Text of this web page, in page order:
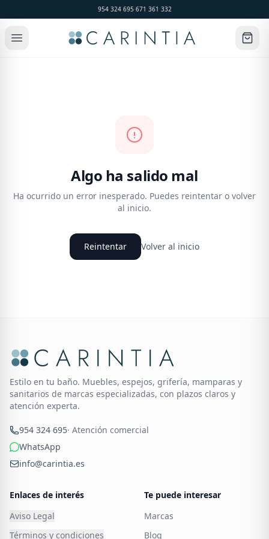
954 324 695·671 361 332
Algo ha salido mal
Ha ocurrido un error inesperado. Puedes reintentar o volver
al inicio.
Reintentar Volver al inicio
Estilo en tu baño. Muebles, espejos, grifería, mamparas y
sanitarios de marcas especializadas, con plazos claros y
atención experta.
954 324 695· Atención comercial
WhatsApp
info@carintia.es
Enlaces de interés
Aviso Legal
Términos y condiciones
Te puede interesar
Marcas
Blog